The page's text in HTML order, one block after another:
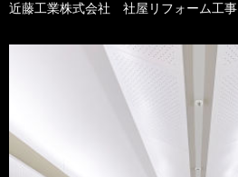
近藤工業株式会社 社屋リフォーム工事